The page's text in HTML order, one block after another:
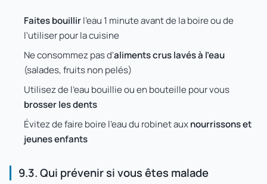
Faites bouillirl'eau 1 minute avant de la boire ou de
l'utiliser pour la cuisine
Ne consommez pas d'aliments crus lavés à l'eau
(salades, fruits non pelés)
Utilisez de l'eau bouillie ou en bouteille pour vous
brosser les dents
Évitez de faire boire l'eau du robinet auxnourrissons et
jeunes enfants
9.3. Qui prévenir si vous êtes malade